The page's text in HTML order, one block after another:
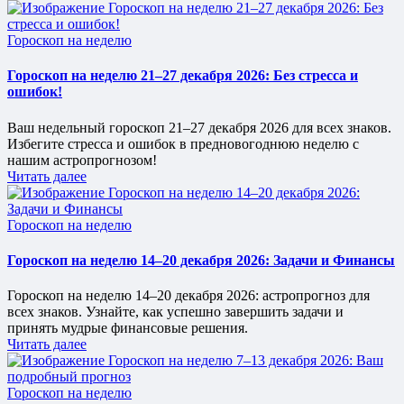
Опубликовано
Гороскоп на неделю
Гороскоп на неделю 21–27 декабря 2026: Без стресса и
ошибок!
Ваш недельный гороскоп 21–27 декабря 2026 для всех знаков.
Избегите стресса и ошибок в предновогоднюю неделю с
нашим астропрогнозом!
Читать далее
Опубликовано
Гороскоп на неделю
Гороскоп на неделю 14–20 декабря 2026: Задачи и Финансы
Гороскоп на неделю 14–20 декабря 2026: астропрогноз для
всех знаков. Узнайте, как успешно завершить задачи и
принять мудрые финансовые решения.
Читать далее
Опубликовано
Гороскоп на неделю